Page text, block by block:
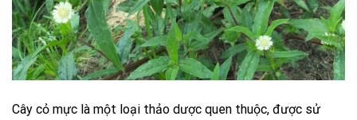
Cây cỏ mực là một loại thảo dược quen thuộc, được sử